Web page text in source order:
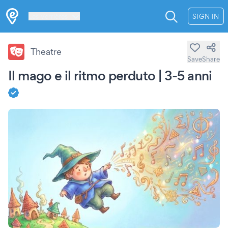
SIGN IN
Il mago e il ritmo perduto | 3-5 anni
Theatre
SaveShare